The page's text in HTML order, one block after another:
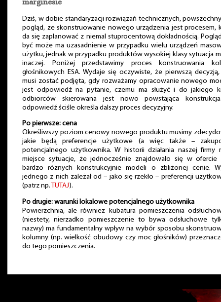
Dziś, w dobie standaryzacji rozwiązań technicznych,
pogląd, że skonstruowanie nowego urządzenia jest procesem,
da się zaplanować z niemal stuprocentową dokładnością.
być może ma uzasadnienie w przypadku wielu urządzeń
użytku, jednak w przypadku produktów wysokiej klasy sytuacja
inaczej. Poniżej przedstawimy proces konstruowania
głośnikowych ESA. Wydaje się oczywiste, że pierwszą decyzją,
musi zostać podjęta, gdy rozważamy opracowanie nowego
jest odpowiedź na pytanie, czemu ma służyć i do jakiego
odbiorców skierowana jest nowo powstająca
odpowiedź ściśle określa dalszy proces decyzyjny.
Po pierwsze: cena
Określiwszy poziom cenowy nowego produktu musimy
jakie będą preferencje użytkowe (a więc także –
potencjalnego użytkownika. W historii działania naszej firmy
miejsce sytuacje, że jednocześnie znajdowało się w ofercie
bardzo różnych konstrukcyjnie modeli o zbliżonej cenie.
jednego z nich zależał od – jako się rzekło – preferencji
(patrz np. TUTAJ).
Po drugie: warunki lokalowe potencjalnego użytkownika
Powierzchnia, ale również kubatura pomieszczenia
(niestety, nierzadko pomieszczenie to bywa odsłuchowe
nazwy) ma fundamentalny wpływ na wybór sposobu
kolumny (np. wielkość obudowy czy moc głośników)
do tego pomieszczenia.